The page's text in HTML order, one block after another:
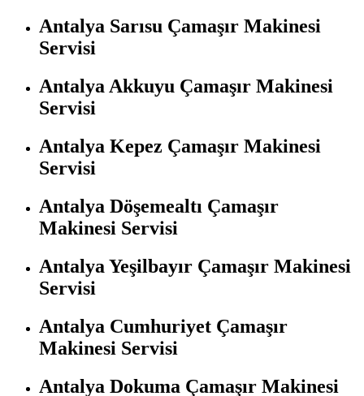
Antalya Sarısu Çamaşır Makinesi
Servisi
Antalya Akkuyu Çamaşır Makinesi
Servisi
Antalya Kepez Çamaşır Makinesi
Servisi
Antalya Döşemealtı Çamaşır
Makinesi Servisi
Antalya Yeşilbayır Çamaşır Makinesi
Servisi
Antalya Cumhuriyet Çamaşır
Makinesi Servisi
Antalya Dokuma Çamaşır Makinesi